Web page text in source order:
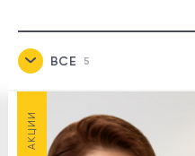
ВСЕ 5
АКЦИИ 2
АКЦИИ